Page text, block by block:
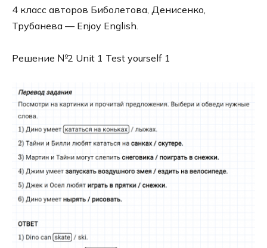
4 класс авторов Биболетова, Денисенко,
Трубанева — Enjoy English.
Решение №2 Unit 1 Test yourself 1